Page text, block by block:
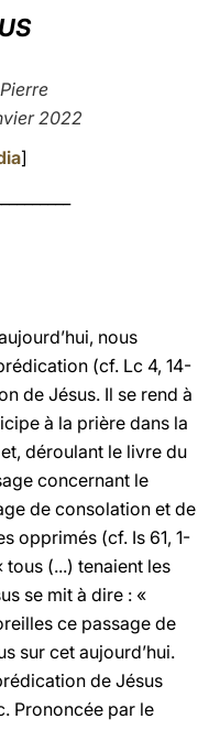
2022
]
nous
(cf. Lc 4, 14-
de Jésus. Il se rend à
à la prière dans la
déroulant le livre du
concernant le
de consolation et de
opprimés (cf. Is 61, 1-
tous (...) tenaient les
se mit à dire : «
ce passage de
sur cet aujourd’hui.
de Jésus
Prononcée par le